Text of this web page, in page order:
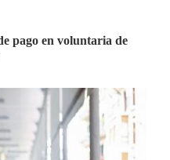
pago en voluntaria de